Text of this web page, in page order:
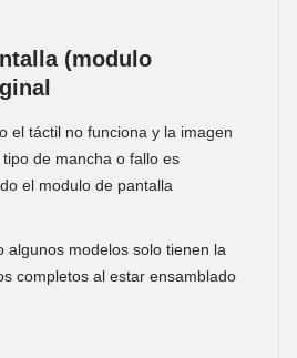
(modulo
el táctil no funciona y la imagen
de mancha o fallo es
el modulo de pantalla
algunos modelos solo tienen la
completos al estar ensamblado